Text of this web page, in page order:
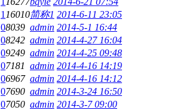
1 16010简称1 2014-6-11 23:05
08039 admin 2014-5-1 16:44
08242 admin 2014-4-27 16:04
09249 admin 2014-4-25 09:48
07181 admin 2014-4-16 14:19
06967 admin 2014-4-16 14:12
07690 admin 2014-3-24 16:50
07050 admin 2014-3-7 09:00